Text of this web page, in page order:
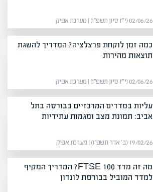
02/06/26 (י״ז סיון תשפ״ו) | מערכת אפיק
כמה זמן לוקחת פרצלציה? המדריך להשגת
תוצאות מהירות
02/06/26 (י״ז סיון תשפ״ו) | מערכת אפיק
עליות במדדים המרכזיים בבורסה בתל
אביב: תמונת מצב ומגמות עתידיות
19/02/26 (ב׳ אדר תשפ״ו) | מערכת אפיק
מה זה מדד FTSE 100? המדריך המקיף
למדד המוביל בבורסת לונדון